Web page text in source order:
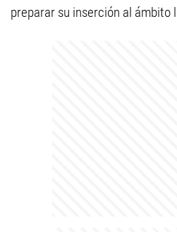
preparar su inserción al ámbito